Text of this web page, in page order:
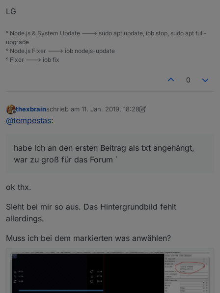
LG
° Node.js & System Update ---> sudo apt update, iob stop, sudo apt full-
upgrade
° Node.js Fixer ---> iob nodejs-update
° Fixer ---> iob fix
0
Offline
thexbrainschrieb am 11. Jan. 2019, 18:28
zuletzt editiert von Jey Cee
@tempestas:
habe ich an den ersten Beitrag als txt angehängt,
war zu groß für das Forum `
ok thx.
SIeht bei mir so aus. Das Hintergrundbild fehlt
allerdings.
Muss ich bei dem markierten was anwählen?